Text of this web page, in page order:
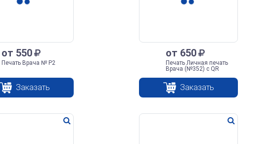
от 550
Печать Врача № Р2
Заказать
от 650
Печать Личная печать
Врача (№352) с QR
Заказать